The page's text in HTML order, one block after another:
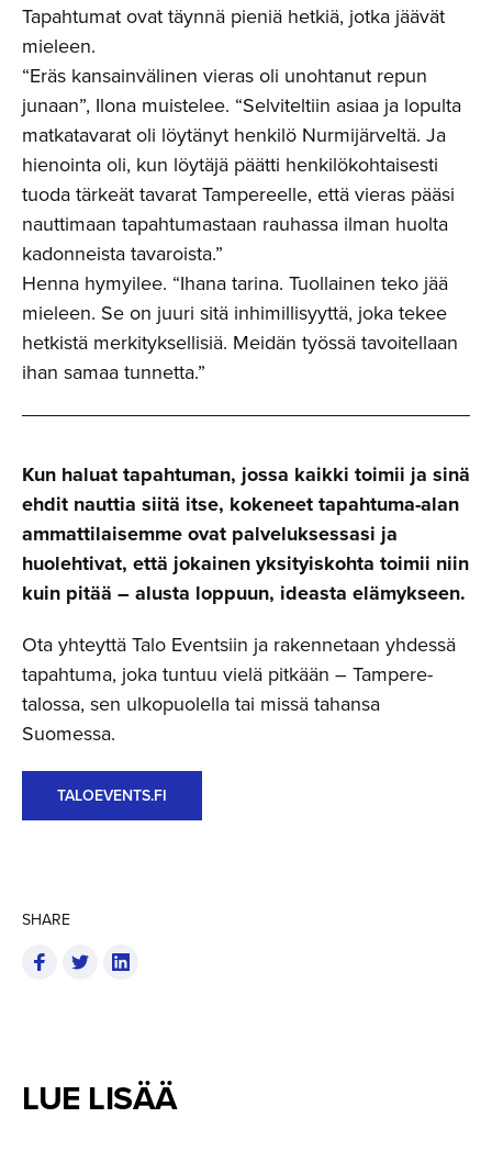
SHARE
Tapahtumat ovat täynnä pieniä hetkiä, jotka jäävät
mieleen.
“Eräs kansainvälinen vieras oli unohtanut repun
junaan”, Ilona muistelee. “Selviteltiin asiaa ja lopulta
matkatavarat oli löytänyt henkilö Nurmijärveltä. Ja
hienointa oli, kun löytäjä päätti henkilökohtaisesti
tuoda tärkeät tavarat Tampereelle, että vieras pääsi
nauttimaan tapahtumastaan rauhassa ilman huolta
kadonneista tavaroista.”
Henna hymyilee. “Ihana tarina. Tuollainen teko jää
mieleen. Se on juuri sitä inhimillisyyttä, joka tekee
hetkistä merkityksellisiä. Meidän työssä tavoitellaan
ihan samaa tunnetta.”
Kun haluat tapahtuman, jossa kaikki toimii ja sinä
ehdit nauttia siitä itse, kokeneet tapahtuma-alan
ammattilaisemme ovat palveluksessasi ja
huolehtivat, että jokainen yksityiskohta toimii niin
kuin pitää – alusta loppuun, ideasta elämykseen.
Ota yhteyttä Talo Eventsiin ja rakennetaan yhdessä
tapahtuma, joka tuntuu vielä pitkään – Tampere-
talossa, sen ulkopuolella tai missä tahansa
Suomessa.
TALOEVENTS.FI
LUE LISÄÄ